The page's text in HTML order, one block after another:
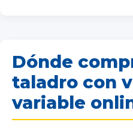
Dónde
taladro con
variable